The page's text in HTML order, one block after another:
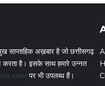
साप्ताहिक अख़बार है जो छत्तीसगढ़
करता है। इसके साथ हमारे उन्नत
पर भी उपलब्ध हैं।